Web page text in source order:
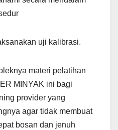
uji kalibrasi.
materi pelatihan
MINYAK ini bagi
provider yang
agar tidak membuat
bosan dan jenuh